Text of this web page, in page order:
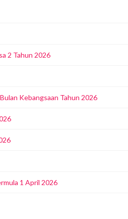
2 Tahun 2026
Kebangsaan Tahun 2026
1 April 2026